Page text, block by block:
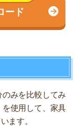
ード
みを比較してみ
を使用して、家具
ます。